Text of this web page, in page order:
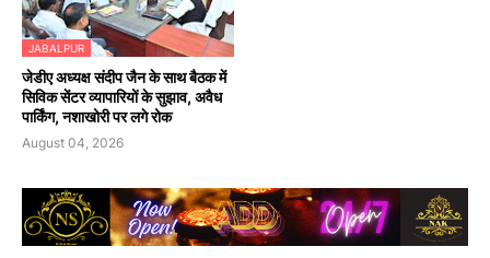
JABALPUR
जेडीए अध्यक्ष संदीप जैन के साथ बैठक में
सिविक सेंटर व्यापारियों के सुझाव, अवैध
पार्किंग, नशाखोरी पर लगे रोक
August 04, 2026